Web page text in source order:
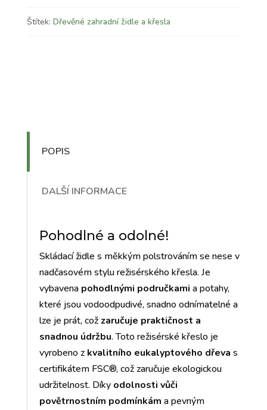
Štítek: Dřevěné zahradní židle a křesla
POPIS
DALŠÍ INFORMACE
Pohodlné a odolné!
Skládací židle s měkkým polstrováním se nese v
nadčasovém stylu režisérského křesla. Je
vybavena pohodlnými područkami a potahy,
které jsou vodoodpudivé, snadno odnímatelné a
lze je prát, což zaručuje praktičnost a
snadnou údržbu. Toto režisérské křeslo je
vyrobeno z kvalitního eukalyptového dřeva s
certifikátem FSC®, což zaručuje ekologickou
udržitelnost. Díky odolnosti vůči
povětrnostním podmínkám a pevným